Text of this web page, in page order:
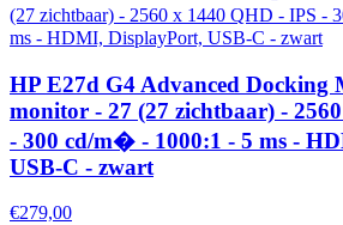
HP E27d G4 Advanced
monitor - 27 (27 zichtbaar) -
- 300 cd/m� - 1000:1 - 5 ms -
USB-C - zwart
€279,00